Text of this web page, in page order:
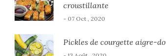
croustillante
- 07 Oct , 2020
Pickles de courgette aigre-